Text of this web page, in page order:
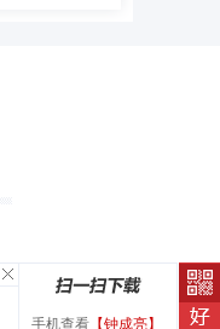
手机查看 【钟成亮】